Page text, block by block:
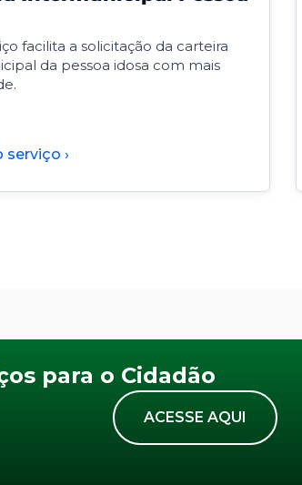
facilita a solicitação da carteira
da pessoa idosa com mais
serviço ›
para o Cidadão
ACESSE AQUI